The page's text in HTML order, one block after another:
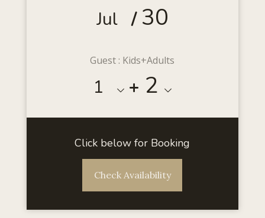
Jul / 30
Guest : Kids+Adults
1 + 2
Click below for Booking
Check Availability